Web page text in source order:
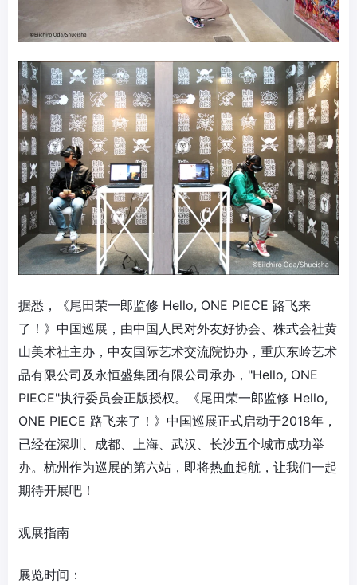
据悉，《尾田荣一郎监修 Hello, ONE PIECE 路飞来
了！》中国巡展，由中国人民对外友好协会、株式会社黄
山美术社主办，中友国际艺术交流院协办，重庆东岭艺术
品有限公司及永恒盛集团有限公司承办，"Hello, ONE
PIECE"执行委员会正版授权。《尾田荣一郎监修 Hello,
ONE PIECE 路飞来了！》中国巡展正式启动于2018年，
已经在深圳、成都、上海、武汉、长沙五个城市成功举
办。杭州作为巡展的第六站，即将热血起航，让我们一起
期待开展吧！
观展指南
展览时间：